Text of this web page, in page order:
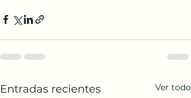
Entradas recientes Ver todo